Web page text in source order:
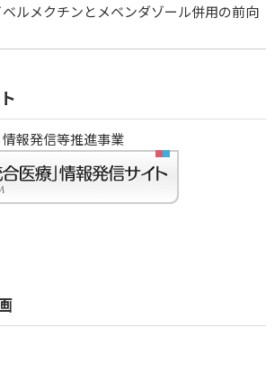
ルメクチンとメベンダゾール併用の前向
情報発信等推進事業